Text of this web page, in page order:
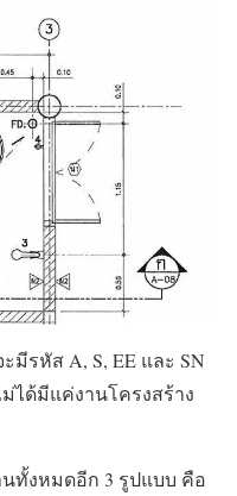
รหัส A, S, EE และ SN
ได้มีแค่งานโครงสร้าง
ทั้งหมดอีก 3 รูปแบบ คือ